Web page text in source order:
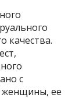
качества.
с
женщины, ее